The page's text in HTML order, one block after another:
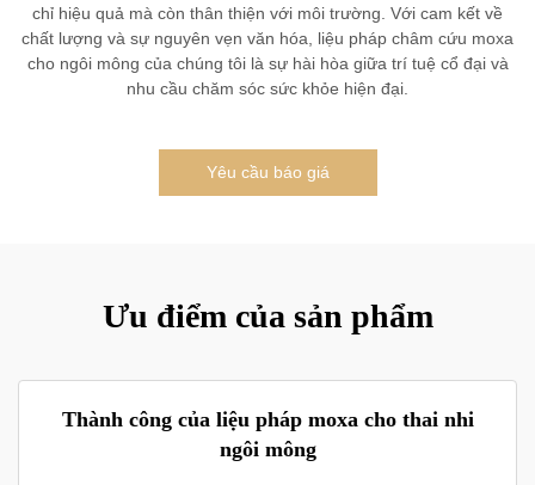
chỉ hiệu quả mà còn thân thiện với môi trường. Với cam kết về
chất lượng và sự nguyên vẹn văn hóa, liệu pháp châm cứu moxa
cho ngôi mông của chúng tôi là sự hài hòa giữa trí tuệ cổ đại và
nhu cầu chăm sóc sức khỏe hiện đại.
Yêu cầu báo giá
Ưu điểm của sản phẩm
Thành công của liệu pháp moxa cho thai nhi
ngôi mông